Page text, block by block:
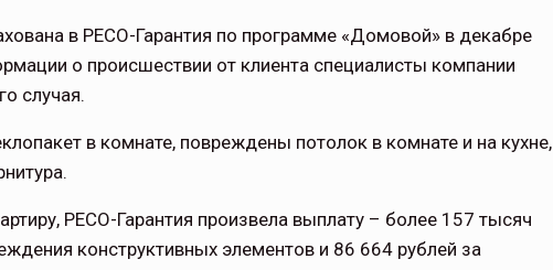
в РЕСО-Гарантия по программе «Домовой» в декабре
о происшествии от клиента специалисты компании
случая.
в комнате, повреждены потолок в комнате и на кухне,
РЕСО-Гарантия произвела выплату – более 157 тысяч
конструктивных элементов и 86 664 рублей за